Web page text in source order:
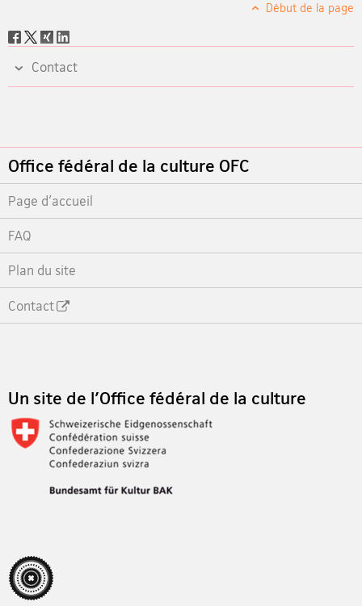
Début de la page
Social
Contact
Footer
Office fédéral de la culture OFC
Page d'accueil
FAQ
Plan du site
Contact
Un site de l'Office fédéral de la culture